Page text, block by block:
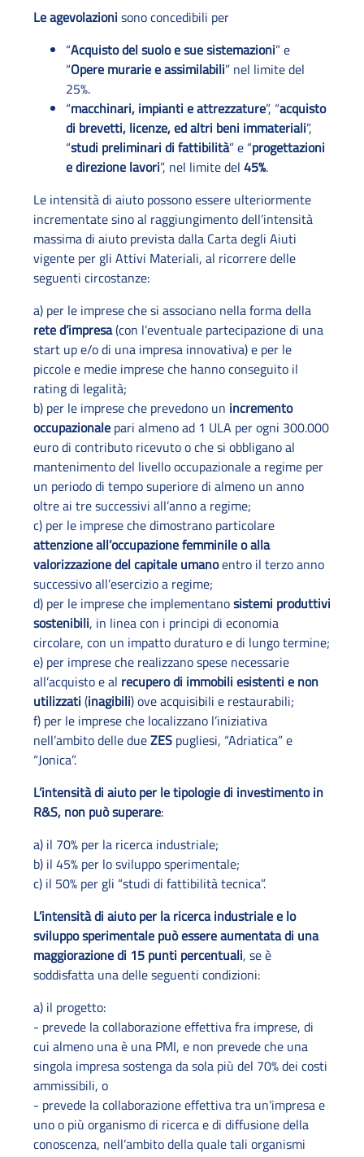
Le agevolazioni sono concedibili per
“Acquisto del suolo e sue sistemazioni” e
“Opere murarie e assimilabili” nel limite del
25%.
“macchinari, impianti e attrezzature”, “acquisto
di brevetti, licenze, ed altri beni immateriali”,
“studi preliminari di fattibilità” e “progettazioni
e direzione lavori”, nel limite del 45%.
Le intensità di aiuto possono essere ulteriormente
incrementate sino al raggiungimento dell’intensità
massima di aiuto prevista dalla Carta degli Aiuti
vigente per gli Attivi Materiali, al ricorrere delle
seguenti circostanze:
a) per le imprese che si associano nella forma della
rete d’impresa(con l’eventuale partecipazione di una
start up e/o di una impresa innovativa) e per le
piccole e medie imprese che hanno conseguito il
rating di legalità;
b) per le imprese che prevedono un incremento
occupazionale pari almeno ad 1 ULA per ogni 300.000
euro di contributo ricevuto o che si obbligano al
mantenimento del livello occupazionale a regime per
un periodo di tempo superiore di almeno un anno
oltre ai tre successivi all’anno a regime;
c) per le imprese che dimostrano particolare
attenzione all’occupazione femminile o alla
valorizzazione del capitale umanoentro il terzo anno
successivo all’esercizio a regime;
d) per le imprese che implementanosistemi produttivi
sostenibili, in linea con i principi di economia
circolare, con un impatto duraturo e di lungo termine;
e) per imprese che realizzano spese necessarie
all’acquisto e al recupero di immobili esistenti e non
utilizzati (inagibili) ove acquisibili e restaurabili;
f) per le imprese che localizzano l’iniziativa
nell’ambito delle dueZES pugliesi, “Adriatica” e
“Jonica”.
L’intensità di aiuto per le tipologie di investimento in
R&S, non può superare:
a) il 70% per la ricerca industriale;
b) il 45% per lo sviluppo sperimentale;
c) il 50% per gli “studi di fattibilità tecnica”.
L’intensità di aiuto per la ricerca industriale e lo
sviluppo sperimentale può essere aumentata di una
maggiorazione di 15 punti percentuali, se è
soddisfatta una delle seguenti condizioni:
a) il progetto:
- prevede la collaborazione effettiva fra imprese, di
cui almeno una è una PMI, e non prevede che una
singola impresa sostenga da sola più del 70% dei costi
ammissibili, o
- prevede la collaborazione effettiva tra un’impresa e
uno o più organismo di ricerca e di diffusione della
conoscenza, nell’ambito della quale tali organismi